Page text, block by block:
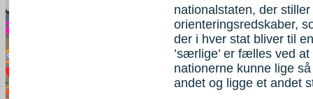
nationalstaten, der
orienteringsredskaber,
der i hver stat bliver til
’særlige’ er fælles ved
nationerne kunne lige
andet og ligge et andet